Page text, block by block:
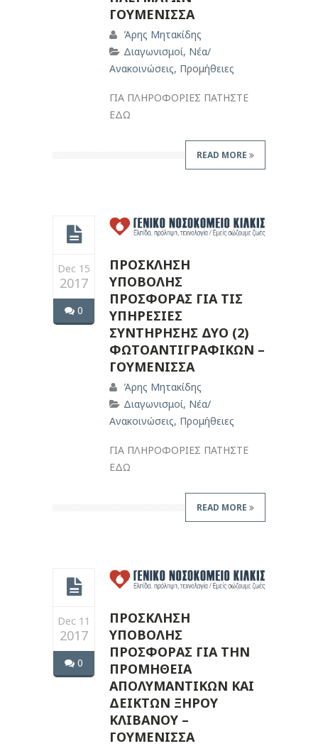
ΓΟΥΜΕΝΙΣΣΑ
Άρης Μητακίδης
Διαγωνισμοί, Νέα/
Ανακοινώσεις, Προμήθειες
ΓΙΑ ΠΛΗΡΟΦΟΡΙΕΣ ΠΑΤΗΣΤΕ
ΕΔΩ
READ MORE
Dec 15
2017
0
ΠΡΟΣΚΛΗΣΗ
ΥΠΟΒΟΛΗΣ
ΠΡΟΣΦΟΡΑΣ ΓΙΑ ΤΙΣ
ΥΠΗΡΕΣΙΕΣ
ΣΥΝΤΗΡΗΣΗΣ ΔΥΟ (2)
ΦΩΤΟΑΝΤΙΓΡΑΦΙΚΩΝ –
ΓΟΥΜΕΝΙΣΣΑ
Άρης Μητακίδης
Διαγωνισμοί, Νέα/
Ανακοινώσεις, Προμήθειες
ΓΙΑ ΠΛΗΡΟΦΟΡΙΕΣ ΠΑΤΗΣΤΕ
ΕΔΩ
READ MORE
Dec 11
2017
0
ΠΡΟΣΚΛΗΣΗ
ΥΠΟΒΟΛΗΣ
ΠΡΟΣΦΟΡΑΣ ΓΙΑ ΤΗΝ
ΠΡΟΜΗΘΕΙΑ
ΑΠΟΛΥΜΑΝΤΙΚΩΝ ΚΑΙ
ΔΕΙΚΤΩΝ ΞΗΡΟΥ
ΚΛΙΒΑΝΟΥ –
ΓΟΥΜΕΝΙΣΣΑ